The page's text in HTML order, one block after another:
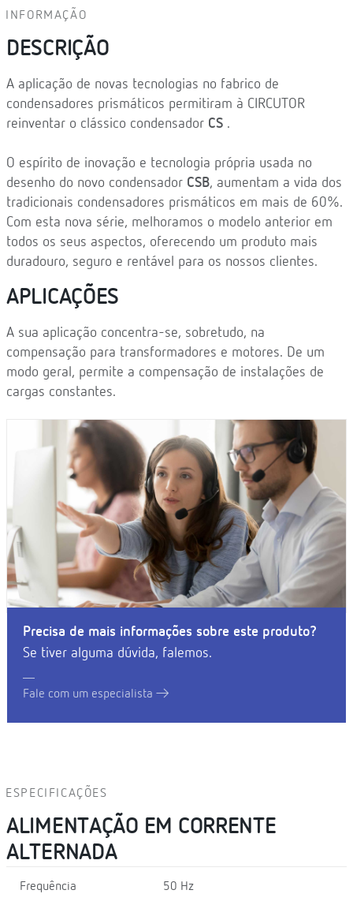
INFORMAÇÃO
DESCRIÇÃO
A aplicação de novas tecnologias no fabrico de
condensadores prismáticos permitiram à CIRCUTOR
reinventar o clássico condensador CS .
O espírito de inovação e tecnologia própria usada no
desenho do novo condensador CSB, aumentam a vida dos
tradicionais condensadores prismáticos em mais de 60%.
Com esta nova série, melhoramos o modelo anterior em
todos os seus aspectos, oferecendo um produto mais
duradouro, seguro e rentável para os nossos clientes.
APLICAÇÕES
A sua aplicação concentra-se, sobretudo, na
compensação para transformadores e motores. De um
modo geral, permite a compensação de instalações de
cargas constantes.
Precisa de mais informações sobre este produto?
Se tiver alguma dúvida, falemos.
Fale com um especialista
ESPECIFICAÇÕES
ALIMENTAÇÃO EM CORRENTE
ALTERNADA
Frequência 50 Hz